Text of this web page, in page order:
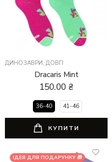
ДИНОЗАВРИ, ДОВГІ
Dracaris Mint
150.00 ₴
36-40 41-46
КУПИТИ
ІДЕЯ ДЛЯ ПОДАРУНКУ 🎁